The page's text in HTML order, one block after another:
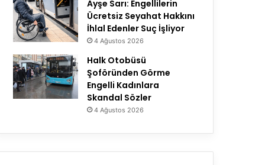
Ayşe Sarı: Engellilerin
Ücretsiz Seyahat Hakkını
İhlal Edenler Suç İşliyor
4 Ağustos 2026
Halk Otobüsü
Şoföründen Görme
Engelli Kadınlara
Skandal Sözler
4 Ağustos 2026